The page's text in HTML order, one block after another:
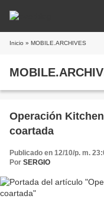
Inicio » MOBILE.ARCHIVES
Operación
coartada
Publicado en 12/10/p. m.
Por SERGIO